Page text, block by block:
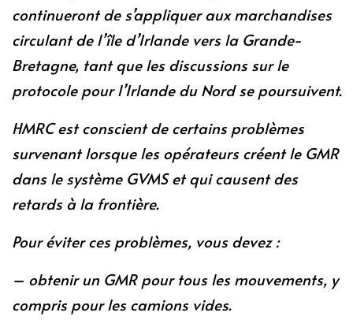
continueront de s’appliquer aux marchandises
circulant de l’île d’Irlande vers la Grande-
Bretagne, tant que les discussions sur le
protocole pour l’Irlande du Nord se poursuivent.
HMRC est conscient de certains problèmes
survenant lorsque les opérateurs créent le GMR
dans le système GVMS et qui causent des
retards à la frontière.
Pour éviter ces problèmes, vous devez :
– obtenir un GMR pour tous les mouvements, y
compris pour les camions vides.